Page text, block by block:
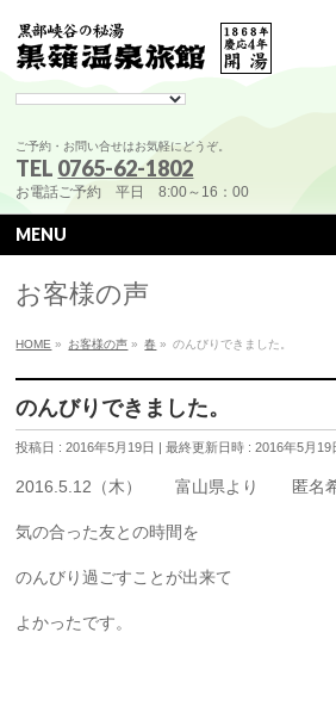
ご予約・お問い合せはお気軽にどうぞ。
TEL 0765-62-1802
お電話ご予約 平日 8:00～16：00
MENU
お客様の声
HOME » お客様の声 » 春 » のんびりできました。
のんびりできました。
投稿日 : 2016年5月19日 最終更新日時 : 2016年5月19
2016.5.12（木） 富山県より 匿名
気の合った友との時間を
のんびり過ごすことが出来て
よかったです。